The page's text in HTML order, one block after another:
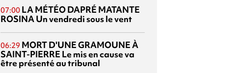
07:00 LA MÉTÉO DAPRÉ MATANTE
ROSINAUn vendredi sous le vent
06:29 MORT D'UNE GRAMOUNE À
SAINT-PIERRE Le mis en cause va
être présenté au tribunal